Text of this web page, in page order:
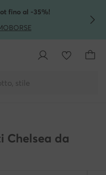
fino al -35%!
BORSE
stile
Chelsea da